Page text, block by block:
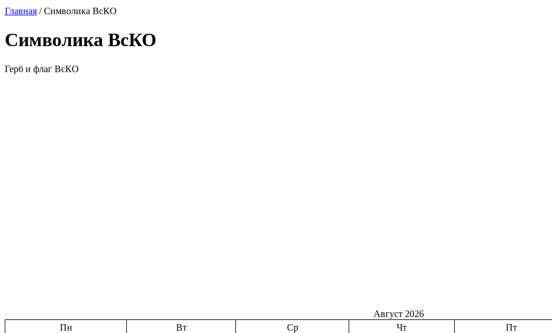
Главная / Символика ВсКО
Символика ВсКО
Герб и флаг ВсКО
Август 2026
Пн
Вт Ср Чт Пт